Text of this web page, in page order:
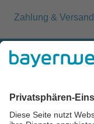
Zahlung & Versand